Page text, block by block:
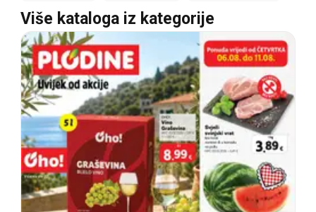
Više kataloga iz kategorije